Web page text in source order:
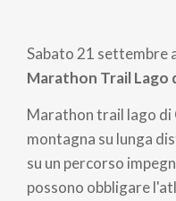
di
pane
Sabato 21 settembre
Marathon Trail Lago
Marathon trail lago di
montagna su lunga
su un percorso
possono obbligare